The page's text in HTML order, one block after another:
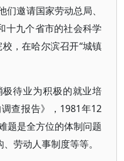
邀请国家劳动总局、
十九个省市的社会科学
，在哈尔滨召开“城镇
待业为积极的就业培
查报告》，1981年12
题是全方位的体制问题
劳动人事制度等等。